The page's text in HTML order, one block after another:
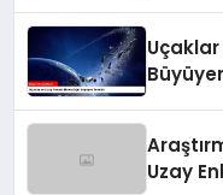
Uçaklar
Uzay